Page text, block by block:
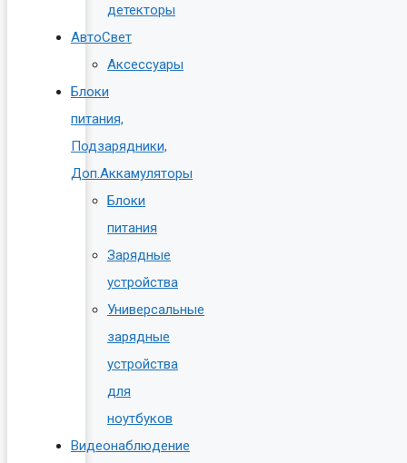
детекторы
АвтоСвет
Аксессуары
Блоки
питания,
Подзарядники,
Доп.Аккамуляторы
Блоки
питания
Зарядные
устройства
Универсальные
зарядные
устройства
для
ноутбуков
Видеонаблюдение